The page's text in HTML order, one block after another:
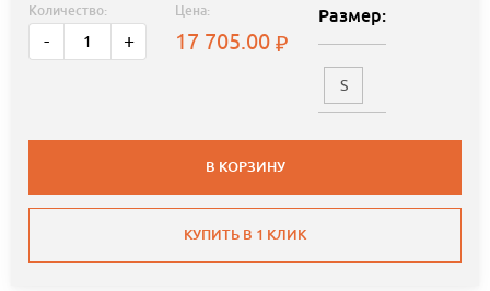
Количество:
- +
Цена:
17 705.00
Размер:
S
В КОРЗИНУ
КУПИТЬ В 1 КЛИК